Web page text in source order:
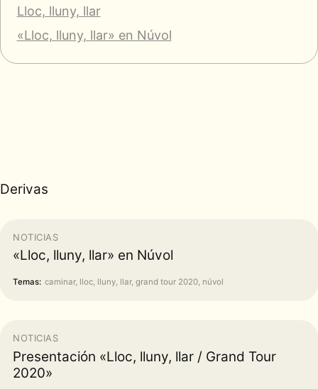
Lloc, lluny, llar
«Lloc, lluny, llar» en Núvol
Derivas
NOTICIAS
«Lloc, lluny, llar» en Núvol
Temas: caminar, lloc, lluny, llar, grand tour 2020, núvol
NOTICIAS
Presentación «Lloc, lluny, llar / Grand Tour
2020»